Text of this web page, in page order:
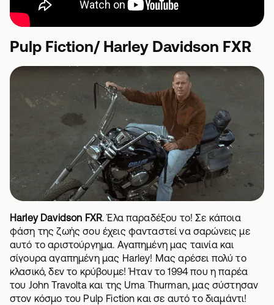
Pulp Fiction/ Harley Davidson FXR
Harley Davidson FXR. Έλα παραδέξου το! Σε κάποια
φάση της ζωής σου έχεις φανταστεί να σαρώνεις με
αυτό το αριστούργημα. Αγαπημένη μας ταινία και
σίγουρα αγαπημένη μας Harley! Μας αρέσει πολύ το
κλασικό, δεν το κρύβουμε! Ήταν το 1994 που η παρέα
του John Travolta και της Uma Thurman, μας σύστησαν
στον κόσμο του Pulp Fiction και σε αυτό το διαμάντι!